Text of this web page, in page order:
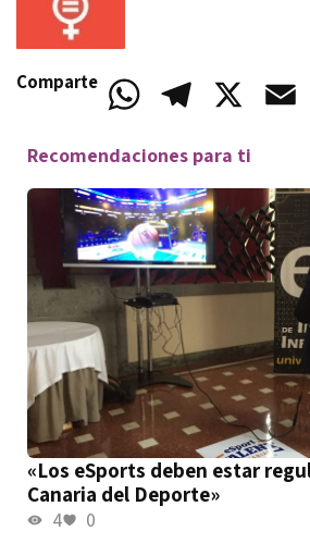
Comparte
WhatsAppTelegram
Recomendaciones para ti
«Los eSports deben estar
Canaria del Deporte»
4 0